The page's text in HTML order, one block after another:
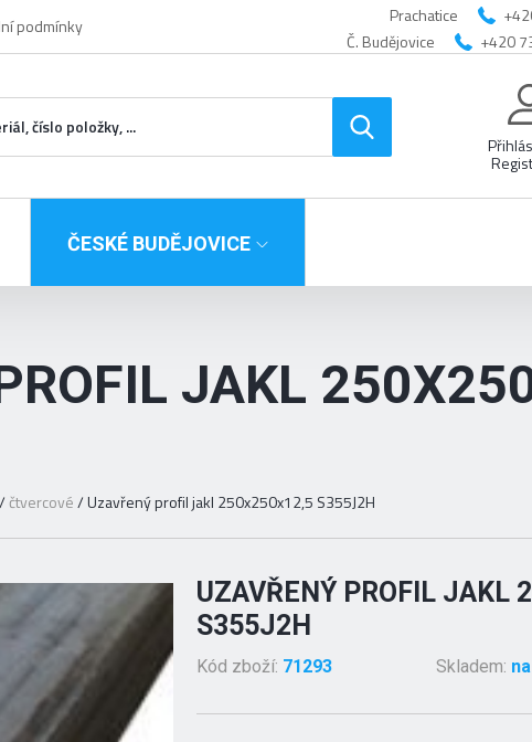
podmínky Prachatice
Č. Budějovice
+420
ČESKÉ BUDĚJOVICE
JAKL
/čtvercové/Uzavřený profil jakl 250x250x12,5 S355J2H
UZAVŘENÝ PROFIL JAKL
S355J2H
Kód zboží: 71293 Skladem: